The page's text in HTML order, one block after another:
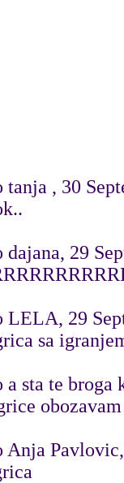
tanja , 30
dajana, 29
LELA, 29
sa
a sta te broga
Anja